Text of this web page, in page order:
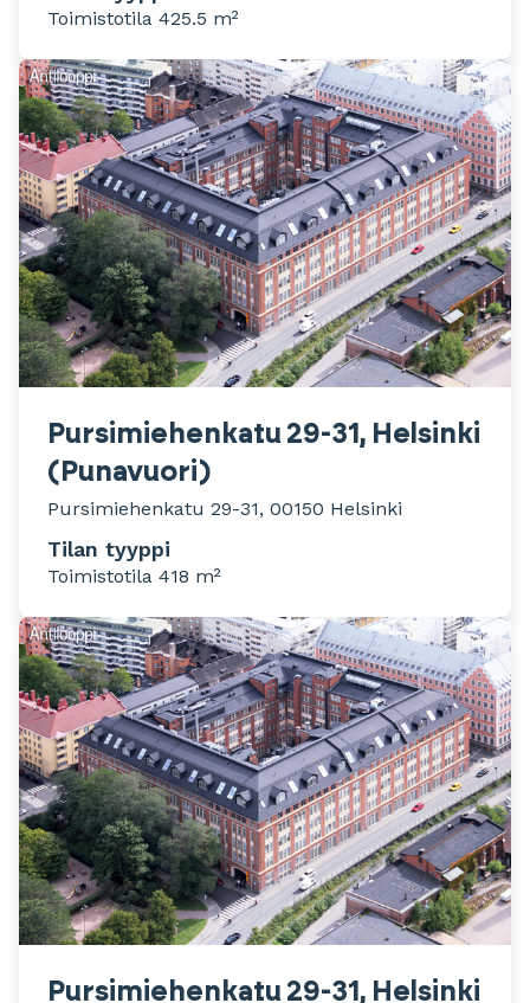
Toimistotila 425.5 m²
Pursimiehenkatu 29-31, Helsinki
(Punavuori)
Pursimiehenkatu 29-31, 00150 Helsinki
Tilan tyyppi
Toimistotila 418 m²
Pursimiehenkatu 29-31, Helsinki